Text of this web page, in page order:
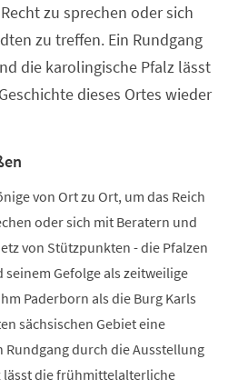
zu sprechen oder sich
zu treffen. Ein Rundgang
die karolingische Pfalz lässt
dieses Ortes wieder
von Ort zu Ort, um das Reich
oder sich mit Beratern und
von Stützpunkten - die Pfalzen
Gefolge als zeitweilige
Paderborn als die Burg Karls
sächsischen Gebiet eine
Rundgang durch die Ausstellung
lässt die frühmittelalterliche